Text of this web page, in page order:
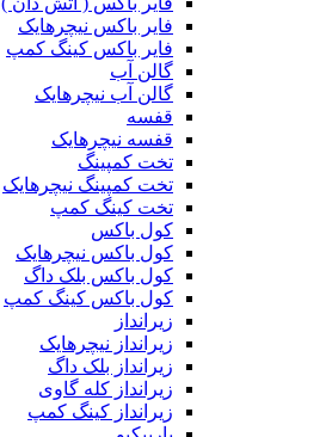
فایر باکس نیچرهایک
فایر باکس کینگ کمپ
گالن آب
گالن آب نیچرهایک
قفسه
قفسه نیچرهایک
تخت کمپینگ
تخت کمپینگ نیچرهایک
تخت کینگ کمپ
کول باکس
کول باکس نیچرهایک
کول باکس بلک داگ
کول باکس کینگ کمپ
زیرانداز
زیرانداز نیچرهایک
زیرانداز بلک داگ
زیرانداز کله گاوی
زیرانداز کینگ کمپ